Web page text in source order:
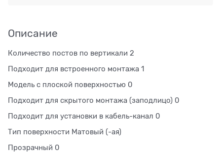
Описание
Количество постов по вертикали 2
Подходит для встроенного монтажа 1
Модель с плоской поверхностью 0
Подходит для скрытого монтажа (заподлицо) 0
Подходит для установки в кабель-канал 0
Тип поверхности Матовый (-ая)
Прозрачный 0